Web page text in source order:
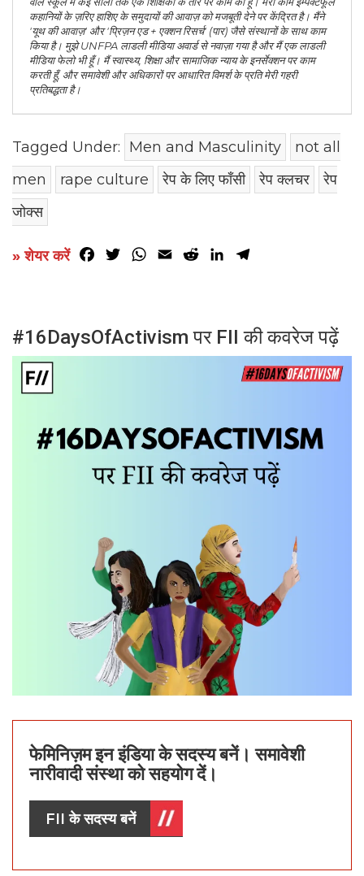
कहानियों के ज़रिए हाशिए के समुदायों की आवाज़ को मजबूती देने पर केंद्रित है। मैंने
'यूथ की आवाज़' और 'प्रिज़न एड + एक्शन रिसर्च' (पार) जैसे संस्थानों के साथ काम
किया है। मुझे UNFPA लाडली मीडिया अवार्ड से नवाज़ा गया है और मैं एक लाडली
मीडिया फेलो भी हूँ। मैं स्वास्थ्य, शिक्षा और सामाजिक न्याय के इनर्सेक्शन पर काम
करती हूँ, और समावेशी और अधिकारों पर आधारित विमर्श के प्रति मेरी गहरी
प्रतिबद्धता है।
Tagged Under: Men and Masculinity
not all
men
rape culture रेप के लिए फाँसी रेप क्लचर
रेप
जोक्स
» शेयर करें Facebook
TwitterWhatsApp
Email RedditLinkedIn
#16DaysOfActivism पर FII की कवरेज पढ़ें
फेमिनिज़म इन इंडिया के सदस्य बनें। समावेशी
नारीवादी संस्था को सहयोग दें।
FII के सदस्य बनें